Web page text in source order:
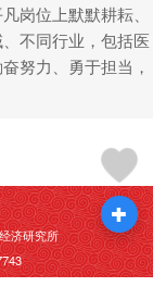
岗位上默默耕耘、
不同行业，包括医
努力、勇于担当，
济研究所